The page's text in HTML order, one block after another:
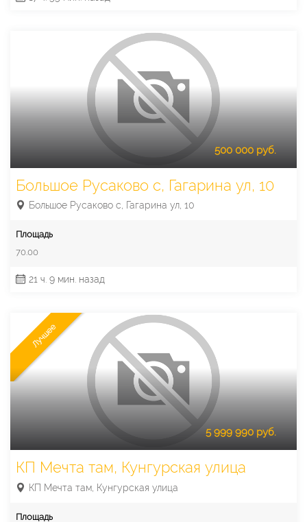
500 000 руб.
Большое Русаково с, Гагарина ул, 10
Большое Русаково с, Гагарина ул, 10
Площадь
70.00
21 ч. 9 мин. назад
Лучшее
5 999 990 руб.
КП Мечта там, Кунгурская улица
КП Мечта там, Кунгурская улица
Площадь